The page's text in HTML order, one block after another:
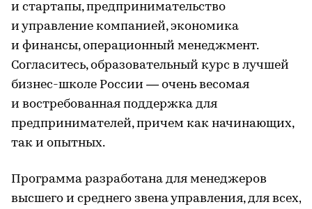
и стартапы, предпринимательство
и управление компанией, экономика
и финансы, операционный менеджмент.
Согласитесь, образовательный курс в лучшей
бизнес-школе России — очень весомая
и востребованная поддержка для
предпринимателей, причем как начинающих,
так и опытных.
Программа разработана для менеджеров
высшего и среднего звена управления, для всех,